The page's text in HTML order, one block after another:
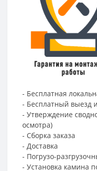
- Бесплатная
- Бесплатный выезд
- Утверждение
осмотра)
- Сборка заказа
- Доставка
- Погрузо-
- Установка камина